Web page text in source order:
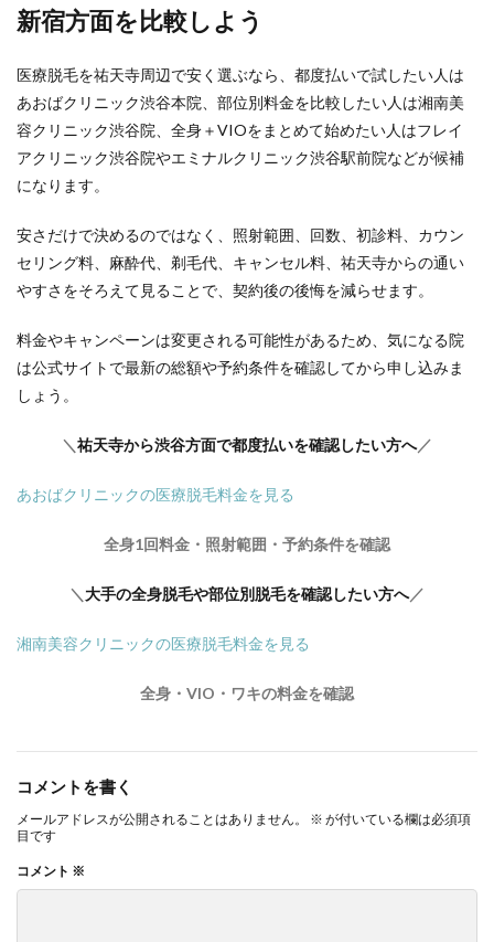
新宿方面を比較しよう
医療脱毛を祐天寺周辺で安く選ぶなら、都度払いで試したい人は
あおばクリニック渋谷本院、部位別料金を比較したい人は湘南美
容クリニック渋谷院、全身＋VIOをまとめて始めたい人はフレイ
アクリニック渋谷院やエミナルクリニック渋谷駅前院などが候補
になります。
安さだけで決めるのではなく、照射範囲、回数、初診料、カウン
セリング料、麻酔代、剃毛代、キャンセル料、祐天寺からの通い
やすさをそろえて見ることで、契約後の後悔を減らせます。
料金やキャンペーンは変更される可能性があるため、気になる院
は公式サイトで最新の総額や予約条件を確認してから申し込みま
しょう。
＼祐天寺から渋谷方面で都度払いを確認したい方へ／
あおばクリニックの医療脱毛料金を見る
全身1回料金・照射範囲・予約条件を確認
＼ 大手の全身脱毛や部位別脱毛を確認したい方へ／
湘南美容クリニックの医療脱毛料金を見る
全身・VIO・ワキの料金を確認
コメントを書く
メールアドレスが公開されることはありません。 ※ が付いている欄は必須項
目です
コメント ※